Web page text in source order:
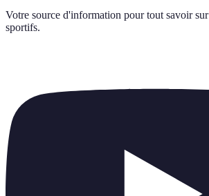
Votre source d'information pour tout savoir sur
sportifs.